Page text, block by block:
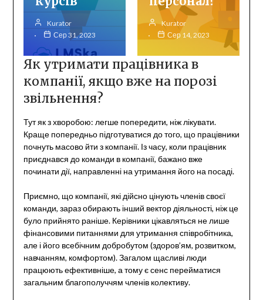
Kurator
Сер 31, 2023
Kurator
Сер 14, 2023
Як утримати працівника в
компанії, якщо вже на порозі
звільнення?
Тут як з хворобою: легше попередити, ніж лікувати.
Краще попередньо підготуватися до того, що працівники
почнуть масово йти з компанії. Із часу, коли працівник
приєднався до команди в компанії, бажано вже
починати дії, направленні на утримання його на посаді.
Приємно, що компанії, які дійсно цінують членів своєї
команди, зараз обирають інший вектор діяльності, ніж це
було прийнято раніше. Керівники цікавляться не лише
фінансовими питаннями для утримання співробітника,
але і його всебічним добробутом (здоров’ям, розвитком,
навчанням, комфортом). Загалом щасливі люди
працюють ефективніше, а тому є сенс перейматися
загальним благополуччям членів колективу.